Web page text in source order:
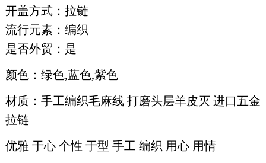
开盖方式：拉链
流行元素：编织
是否外贸：是
颜色：绿色,蓝色,紫色
材质：手工编织毛麻线 打磨头层羊皮灭 进口五金
拉链
优雅 于心 个性 于型 手工 编织 用心 用情